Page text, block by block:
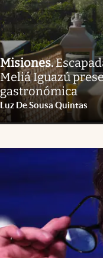
Misiones.
Meliá Iguazú
gastronómica
Luz De Sousa Quintas